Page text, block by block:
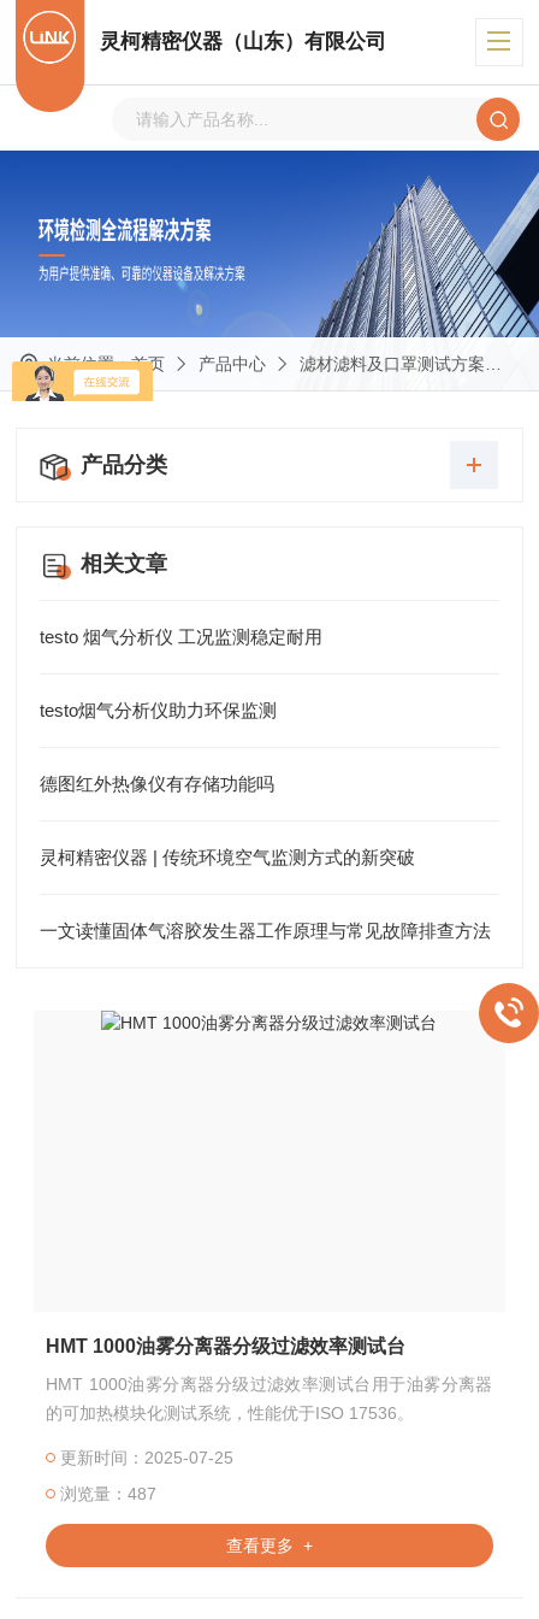
灵柯精密仪器（山东）有限公司
当前位置：首页 产品中心 滤材滤料及口罩测试方案
产品分类
相关文章
testo 烟气分析仪 工况监测稳定耐用
testo烟气分析仪助力环保监测
德图红外热像仪有存储功能吗
灵柯精密仪器 | 传统环境空气监测方式的新突破
一文读懂固体气溶胶发生器工作原理与常见故障排查方法
HMT 1000油雾分离器分级过滤效率测试台
HMT 1000油雾分离器分级过滤效率测试台用于油雾分离器
的可加热模块化测试系统，性能优于ISO 17536。
更新时间：2025-07-25
浏览量：487
查看更多 +